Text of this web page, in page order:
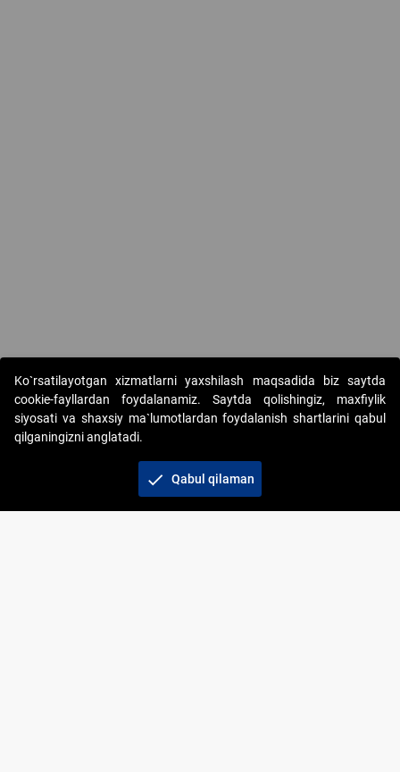
Copyright © 2017-2026. "Elektron onlayn-auksionlarni
tashkil etish" AJ. Barcha huquqlar himoyalangan
Ko`rsatilayotgan xizmatlarni yaxshilash maqsadida biz saytda
cookie-fayllardan foydalanamiz. Saytda qolishingiz, maxfiylik
siyosati va shaxsiy ma`lumotlardan foydalanish shartlarini qabul
qilganingizni anglatadi.
check Qabul qilaman